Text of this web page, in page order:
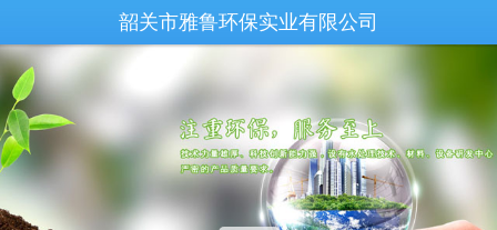
韶关市雅鲁环保实业有限公司